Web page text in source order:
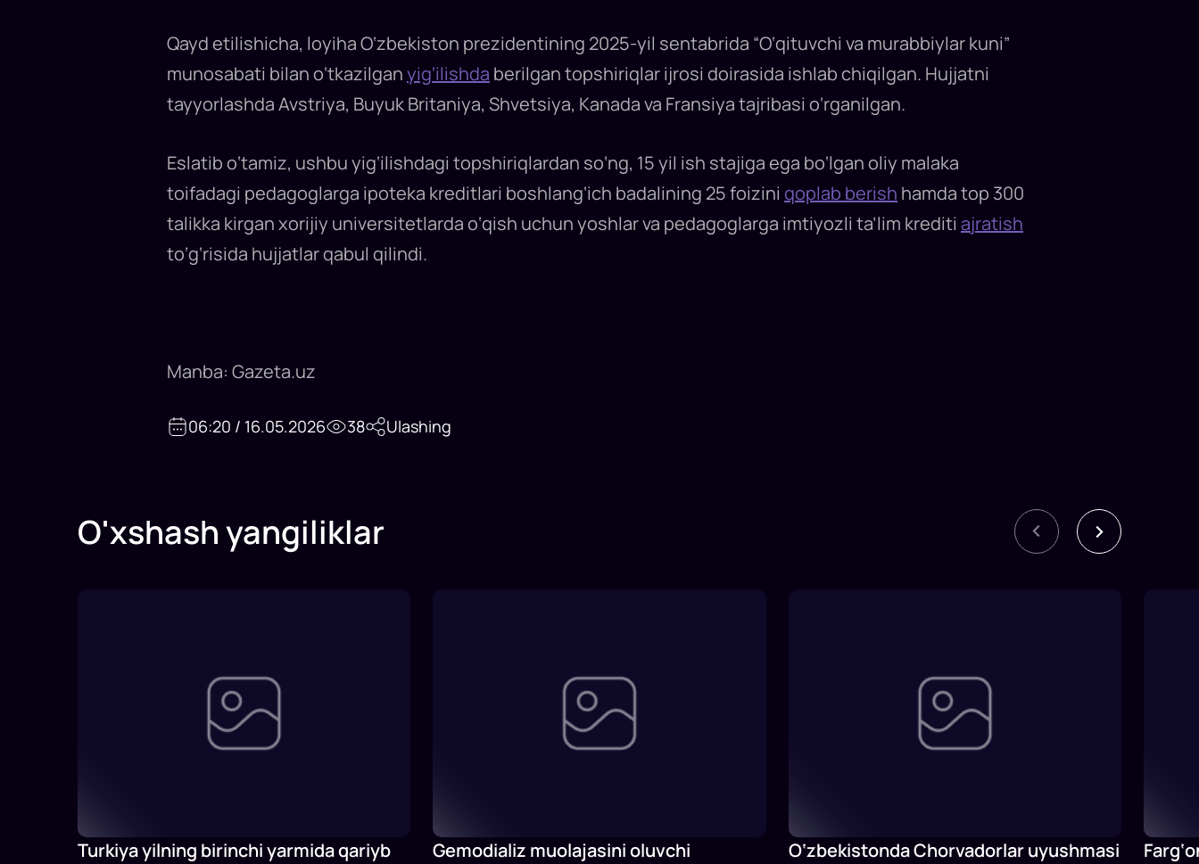
Qayd etilishicha, loyiha O‘zbekiston prezidentining 2025-yil sentabrida “O‘qituvchi va murabbiylar kuni”
munosabati bilan o‘tkazilganyig‘ilishda berilgan topshiriqlar ijrosi doirasida ishlab chiqilgan. Hujjatni
tayyorlashda Avstriya, Buyuk Britaniya, Shvetsiya, Kanada va Fransiya tajribasi o‘rganilgan.
Eslatib o‘tamiz, ushbu yig‘ilishdagi topshiriqlardan so‘ng, 15 yil ish stajiga ega bo‘lgan oliy malaka
toifadagi pedagoglarga ipoteka kreditlari boshlang‘ich badalining 25 foizini qoplab berish hamda top 300
talikka kirgan xorijiy universitetlarda o‘qish uchun yoshlar va pedagoglarga imtiyozli ta’lim krediti ajratish
to‘g‘risida hujjatlar qabul qilindi.
Manba: Gazeta.uz
06:20 / 16.05.2026 38 Ulashing
O'xshash yangiliklar
Turkiya yilning birinchi yarmida qariyb
Gemodializ muolajasini oluvchi
O‘zbekistonda Chorvadorlar uyushmasi